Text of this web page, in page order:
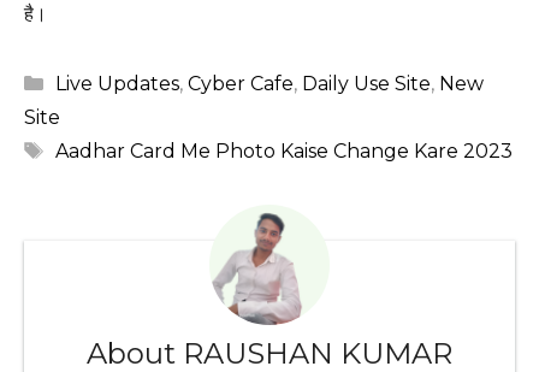
है।
Categories
Live Updates, Cyber Cafe, Daily Use Site, New
Site
Tags
Aadhar Card Me Photo Kaise Change Kare 2023
About RAUSHAN KUMAR